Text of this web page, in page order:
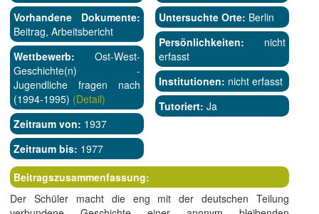
Vorhandene Dokumente:
Beitrag, Arbeitsbericht
Wettbewerb: Ost-West-
Geschichte(n) -
Jugendliche fragen nach
(1994-1995) (Detail)
Zeitraum von: 1937
Zeitraum bis: 1977
Untersuchte Orte: Berlin
Persönlichkeiten: nicht
erfasst
Institutionen: nicht erfasst
Tutoriert: Ja
Beitragszusammenfassung:
Der Schüler macht die eng mit der deutschen Teilung